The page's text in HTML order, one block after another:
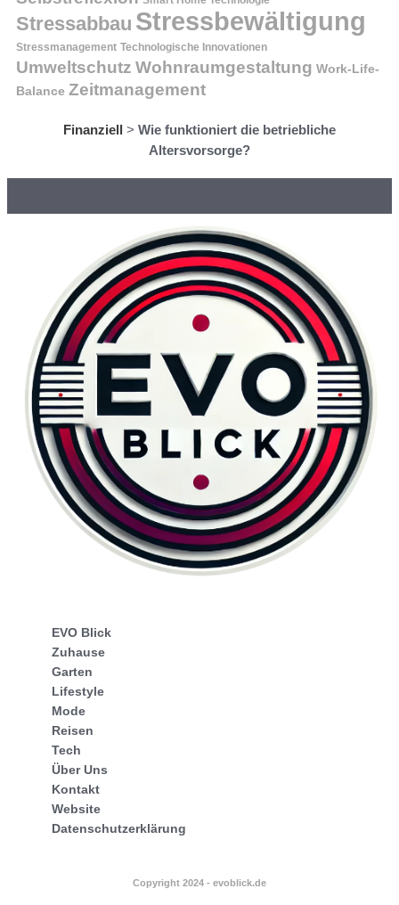
Stressabbau Stressbewältigung
Stressmanagement Technologische Innovationen
Umweltschutz Wohnraumgestaltung Work-Life-
Balance Zeitmanagement
Finanziell > Wie funktioniert die betriebliche
Altersvorsorge?
EVO Blick
Zuhause
Garten
Lifestyle
Mode
Reisen
Tech
Über Uns
Kontakt
Website
Datenschutzerklärung
Copyright 2024 - evoblick.de